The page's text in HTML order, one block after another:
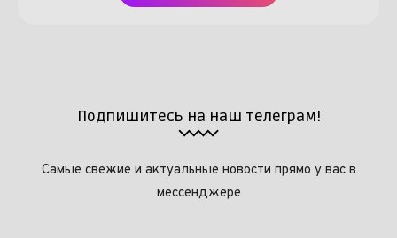
Подпишитесь на наш телеграм!
Самые свежие и актуальные новости прямо у вас в
мессенджере